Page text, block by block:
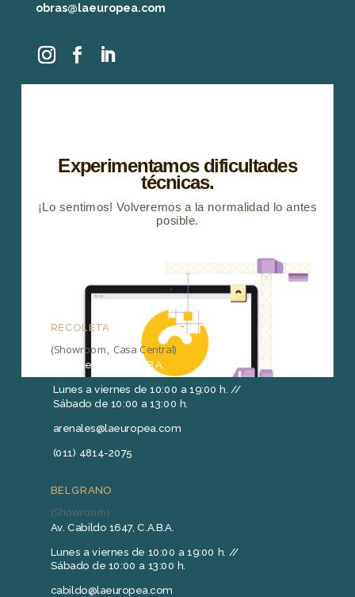
obras@laeuropea.com
RECOLETA
(Showroom, Casa Central)
Arenales 1415, C.A.B.A.
Lunes a viernes de 10:00 a 19:00 h. //
Sábado de 10:00 a 13:00 h.
arenales@laeuropea.com
(011) 4814-2075
BELGRANO
(Showroom)
Av. Cabildo 1647, C.A.B.A.
Lunes a viernes de 10:00 a 19:00 h. //
Sábado de 10:00 a 13:00 h.
cabildo@laeuropea.com